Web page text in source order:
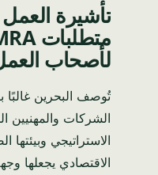
لأصحاب
تُوصف البحرين غالبًا
الشركات والمهنيين
الاستراتيجي وبيئتها
الاقتصادي يجعلها